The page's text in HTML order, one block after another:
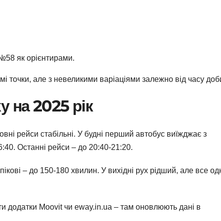
як орієнтирами.
точки, але з невеликими варіаціями залежно від часу
на 2025 рік
рейси стабільні. У будні перший автобус виїжджає з
Останні рейси – до 20:40-21:20.
– до 150-180 хвилин. У вихідні рух рідший, але все
додатки Moovit чи eway.in.ua – там оновлюють дані в